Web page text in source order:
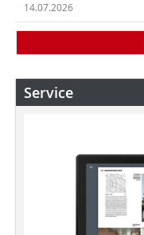
14.07.2026
Service